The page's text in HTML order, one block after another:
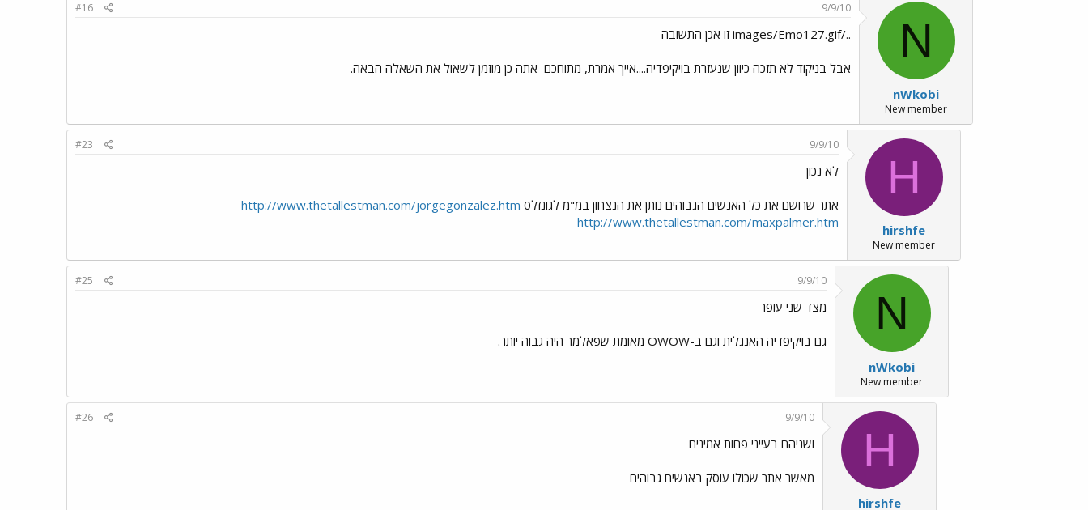
N
nWkobi
New member
9/9/10
#16
../images/Emo127.gif זו אכן התשובה
אבל בניקוד לא תזכה כיוון שנעזרת בויקיפדיה....אייך אמרת, מתוחכם אתה כן מוזמן לשאול את השאלה הבאה.
H
hirshfe
New member
9/9/10
#23
לא נכון
אתר שרושם את כל האנשים הגבוהים נותן את הנצחון במ"מ לגונזלס http://www.thetallestman.com/jorgegonzalez.htm
http://www.thetallestman.com/maxpalmer.htm
N
nWkobi
New member
9/9/10
#25
מצד שני עופר
גם בויקיפדיה האנגלית וגם ב-OWOW מאומת שפאלמר היה גבוה יותר.
H
hirshfe
9/9/10
#26
ושניהם בעייני פחות אמינים
מאשר אתר שכולו עוסק באנשים גבוהים